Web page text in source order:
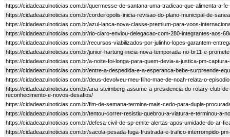
https://cidadeazulnoticias.com.br/quermesse-de-santana-uma-tradicao-que-alimenta-a-
https://cidadeazulnoticias.com.br/cordeiropolis-inicia-revisao-do-plano-municipal-de-
https://cidadeazulnoticias.com.br/azul-lanca-nova-classe-premium-para-voos-
https://cidadeazulnoticias.com.br/rio-claro-enviou-delegacao-com-280-integrantes-aos-
https://cidadeazulnoticias.com.br/recursos-viabilizados-por-julinho-lopes-garantem-
https://cidadeazulnoticias.com.br/junior-hartung-inicia-nova-temporada-no-br11-e-
https://cidadeazulnoticias.com.br/a-noite-foi-longa-para-quem-devia-a-justica-pm-
https://cidadeazulnoticias.com.br/entre-a-despedida-e-a-esperanca-bebe-surpreende-
https://cidadeazulnoticias.com.br/deus-devolveu-meu-filho-mae-de-noah-relata-o-
https://cidadeazulnoticias.com.br/ana-steimberg-assume-a-presidencia-do-rotary-club-
reconhecimento-e-novos-desafios/
https://cidadeazulnoticias.com.br/fim-de-semana-termina-mais-cedo-para-dupla-
https://cidadeazulnoticias.com.br/tentou-correr-resistiu-quebrou-a-viatura-e-terminou-a-
https://cidadeazulnoticias.com.br/defesa-civil-de-sp-emite-alertas-apos-umidade-do-ar-
https://cidadeazulnoticias.com.br/sacola-pesada-fuga-frustrada-e-trafico-interrompido-